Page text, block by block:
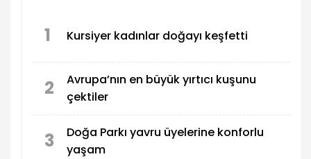
1 Kursiyer kadınlar doğayı keşfetti
2
Avrupa’nın en büyük yırtıcı kuşunu
çektiler
3
Doğa Parkı yavru üyelerine konforlu
yaşam